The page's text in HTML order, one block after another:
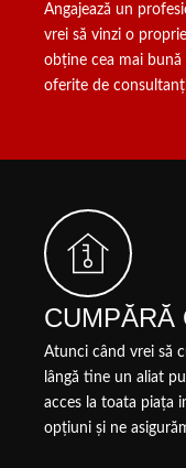
Angajează un
vrei să vinzi o
obține cea mai
oferite de
CUMPĂRĂ
Atunci când vrei să
lângă tine un aliat
acces la toata piața
opțiuni și ne